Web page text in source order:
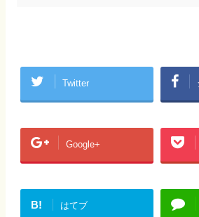
Twitter
Google+
B! はてブ